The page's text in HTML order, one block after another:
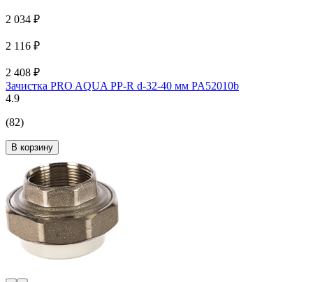
2 034 ₽
2 116 ₽
2 408 ₽
Зачистка PRO AQUA PP-R d-32-40 мм PA52010b
4.9
(82)
В корзину